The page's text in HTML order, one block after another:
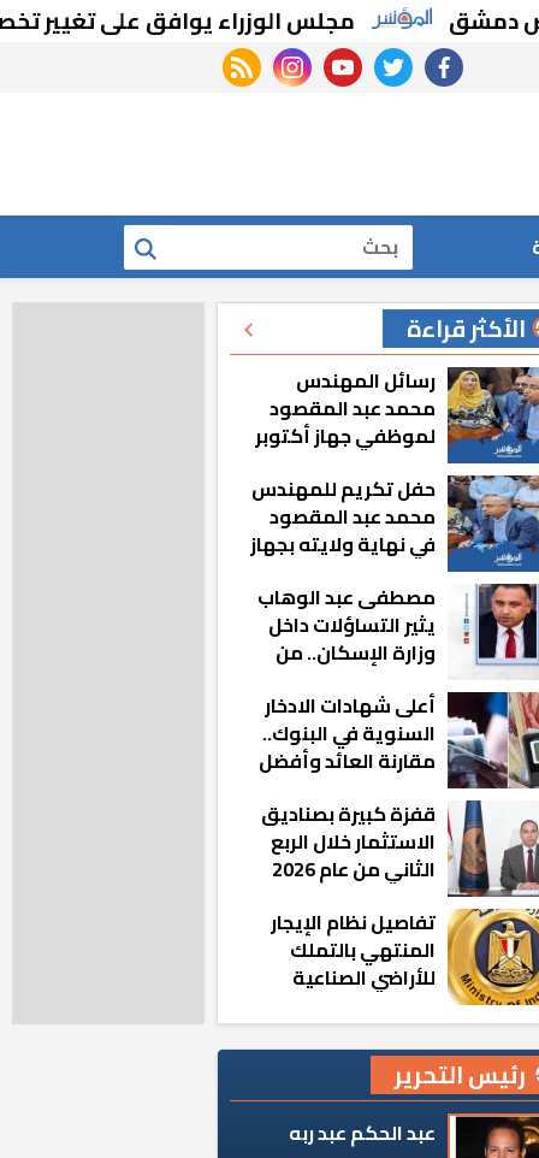
مجلس الوزراء يوافق على تغيير تخصيص
facebook
twitter
youtube
instagram
rss feed
بحث
الأكثر قراءة
رسائل المهندس
محمد عبد المقصود
لموظفي جهاز أكتوبر
مشيت والمدينة
رجعت للخلف»
حفل تكريم للمهندس
محمد عبد المقصود
في نهاية ولايته بجهاز
مصطفى عبد الوهاب
يثير التساؤلات داخل
وزارة الإسكان.. من
المناصب؟
أعلى شهادات الادخار
السنوية في البنوك..
مقارنة العائد وأفضل
قفزة كبيرة بصناديق
الاستثمار خلال الربع
الثاني من عام 2026
تفاصيل نظام الإيجار
المنتهي بالتملك
للأراضي الصناعية
رئيس التحرير
عبد الحكم عبد ربه